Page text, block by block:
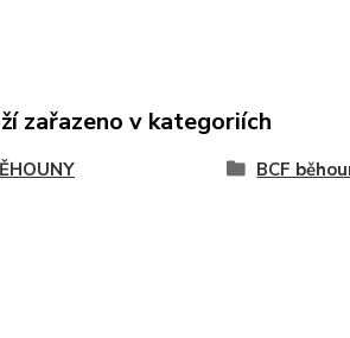
zařazeno v kategoriích
BCF